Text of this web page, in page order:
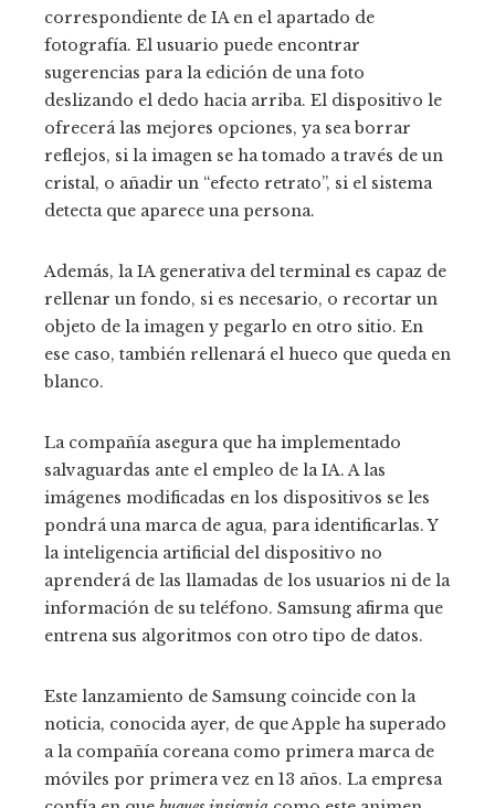
correspondiente de IA en el apartado de
fotografía. El usuario puede encontrar
sugerencias para la edición de una foto
deslizando el dedo hacia arriba. El dispositivo le
ofrecerá las mejores opciones, ya sea borrar
reflejos, si la imagen se ha tomado a través de un
cristal, o añadir un “efecto retrato”, si el sistema
detecta que aparece una persona.
Además, la IA generativa del terminal es capaz de
rellenar un fondo, si es necesario, o recortar un
objeto de la imagen y pegarlo en otro sitio. En
ese caso, también rellenará el hueco que queda en
blanco.
La compañía asegura que ha implementado
salvaguardas ante el empleo de la IA. A las
imágenes modificadas en los dispositivos se les
pondrá una marca de agua, para identificarlas. Y
la inteligencia artificial del dispositivo no
aprenderá de las llamadas de los usuarios ni de la
información de su teléfono. Samsung afirma que
entrena sus algoritmos con otro tipo de datos.
Este lanzamiento de Samsung coincide con la
noticia, conocida ayer, de que Apple ha superado
a la compañía coreana como primera marca de
móviles por primera vez en 13 años. La empresa